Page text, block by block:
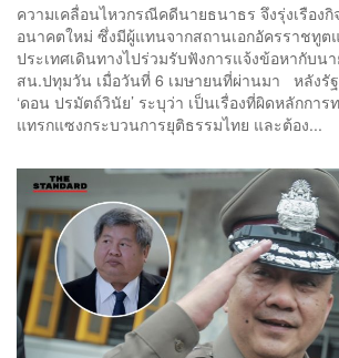
ความเคลื่อนไหวกรณีคดีนายธนาธร จึงรุ่งเรือง
อนาคตใหม่ ซึ่งมีผู้แทนจากสถานเอกอัครราชทูต
ประเทศเดินทางไปร่วมรับฟังการแจ้งข้อหากับน
สน.ปทุมวัน เมื่อวันที่ 6 เมษายนที่ผ่านมา หลังรั
‘ดอน ปรมัตถ์วินัย’ ระบุว่า เป็นเรื่องที่ผิดหลักการ
แทรกแซงกระบวนการยุติธรรมไทย และต้อง...